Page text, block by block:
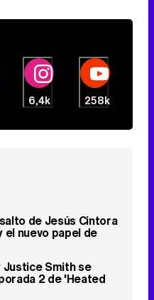
6,4k 258k
de Jesús Cintora
nuevo papel de
Justice Smith se
2 de 'Heated